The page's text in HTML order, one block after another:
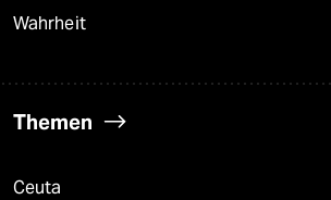
Wahrheit
Themen
Ceuta